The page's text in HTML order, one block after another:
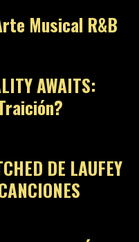
Musical R&B
04
AWAITS:
DE LAUFEY
06